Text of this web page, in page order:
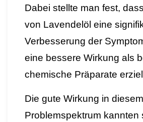
Dabei stellte man fest,
von Lavendelöl eine
Verbesserung der
eine bessere Wirkung als
chemische Präparate
Die gute Wirkung in diesem
Problemspektrum kannten